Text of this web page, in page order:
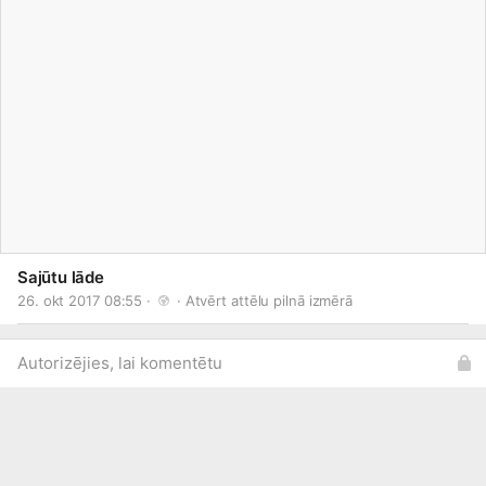
Sajūtu lāde
26. okt 2017 08:55 · · Atvērt attēlu pilnā izmērā
Autorizējies, lai komentētu